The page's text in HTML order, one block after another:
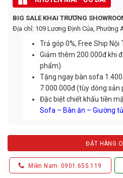
BIG SALE KHAI TRƯƠNG
Địa chỉ: 109 Lương Định Của, Phường
Trả góp 0%, Free Ship Nội
Giảm thêm 200.000đ khi
phẩm)
Tặng ngay bàn sofa
7.000.000đ (tùy dòng sản
Đặc biệt chiết khấu tiền
Sofa – Bàn ăn – Giường tủ
ĐẶT HÀNG
Miền Nam: 0901.655.119